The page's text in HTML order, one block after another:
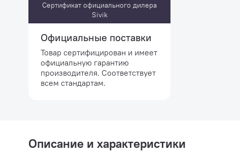
Сертификат официального дилера
Sivik
Официальные поставки
Товар сертифицирован и имеет
официальную гарантию
производителя. Соответствует
всем стандартам.
Описание и характеристики